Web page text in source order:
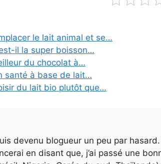
le lait animal et se…
il la super boisson…
du chocolat à…
santé à base de lait…
du lait bio plutôt que…
devenu blogueur un peu par
en disant que, j’ai passé une